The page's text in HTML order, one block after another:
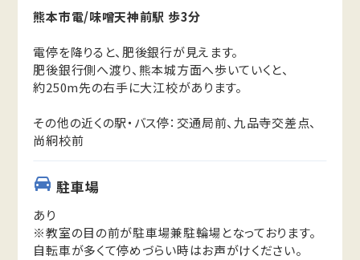
熊本市電/味噌天神前駅 歩3分
電停を降りると、肥後銀行が見えます。
肥後銀行側へ渡り、熊本城方面へ歩いていくと、
約250m先の右手に大江校があります。
その他の近くの駅・バス停：交通局前、九品寺交差点、
尚絅校前
駐車場
あり
※教室の目の前が駐車場兼駐輪場となっております。
自転車が多くて停めづらい時はお声がけください。